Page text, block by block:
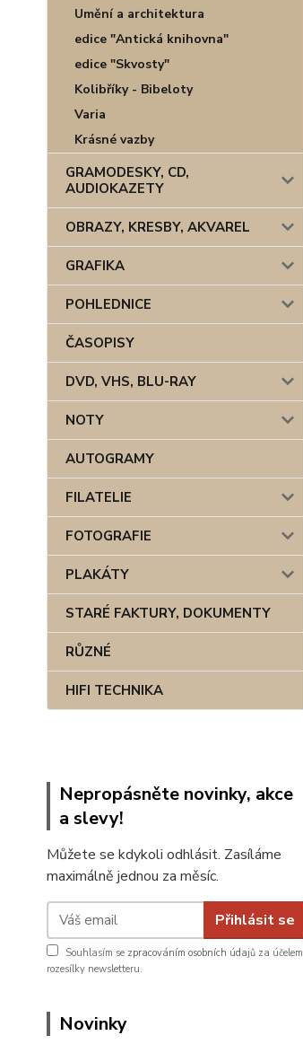
Umění a architektura
edice "Antická knihovna"
edice "Skvosty"
Kolibříky - Bibeloty
Varia
Krásné vazby
GRAMODESKY, CD,
AUDIOKAZETY
OBRAZY, KRESBY, AKVAREL
GRAFIKA
POHLEDNICE
ČASOPISY
DVD, VHS, BLU-RAY
NOTY
AUTOGRAMY
FILATELIE
FOTOGRAFIE
PLAKÁTY
STARÉ FAKTURY, DOKUMENTY
RŮZNÉ
HIFI TECHNIKA
Nepropásněte novinky, akce
a slevy!
Můžete se kdykoli odhlásit. Zasíláme
maximálně jednou za měsíc.
Přihlásit se
Souhlasím se zpracováním osobních údajů za účelem
rozesílky newsletteru.
Novinky